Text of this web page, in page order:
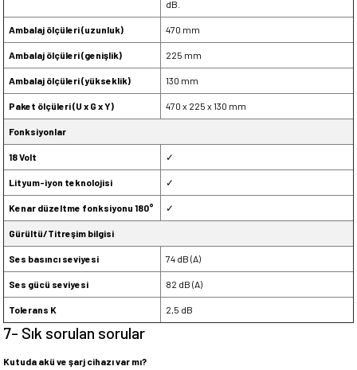
dB.
Ambalaj ölçüleri (uzunluk) 470 mm
Ambalaj ölçüleri (genişlik) 225 mm
Ambalaj ölçüleri (yükseklik) 130 mm
Paket ölçüleri (U x G x Y) 470 x 225 x 130 mm
Fonksiyonlar
18 Volt ✓
Lityum-iyon teknolojisi ✓
Kenar düzeltme fonksiyonu 180° ✓
Gürültü/Titreşim bilgisi
Ses basıncı seviyesi 74 dB (A)
Ses gücü seviyesi 82 dB (A)
Tolerans K 2,5 dB
7- Sık sorulan sorular
Kutuda akü ve şarj cihazı var mı?